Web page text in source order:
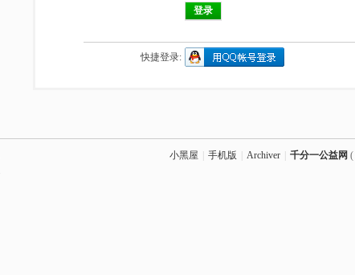
登录
快捷登录:
小黑屋 手机版 Archiver 千分一公益网 (